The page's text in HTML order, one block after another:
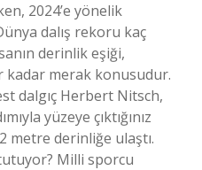
2024’e yönelik
dalış rekoru kaç
derinlik eşiği,
kadar merak konusudur.
dalgıç Herbert Nitsch,
yüzeye çıktığınız
metre derinliğe ulaştı.
Milli sporcu